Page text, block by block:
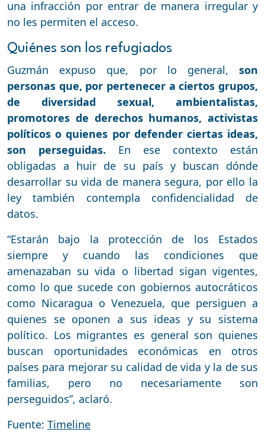
una infracción por entrar de manera irregular y
no les permiten el acceso.
Quiénes son los refugiados
Guzmán expuso que, por lo general, son
personas que, por pertenecer a ciertos grupos,
de diversidad sexual, ambientalistas,
promotores de derechos humanos, activistas
políticos o quienes por defender ciertas ideas,
son perseguidas. En ese contexto están
obligadas a huir de su país y buscan dónde
desarrollar su vida de manera segura, por ello la
ley también contempla confidencialidad de
datos.
“Estarán bajo la protección de los Estados
siempre y cuando las condiciones que
amenazaban su vida o libertad sigan vigentes,
como lo que sucede con gobiernos autocráticos
como Nicaragua o Venezuela, que persiguen a
quienes se oponen a sus ideas y su sistema
político. Los migrantes es general son quienes
buscan oportunidades económicas en otros
países para mejorar su calidad de vida y la de sus
familias, pero no necesariamente son
perseguidos”, aclaró.
Fuente: Timeline